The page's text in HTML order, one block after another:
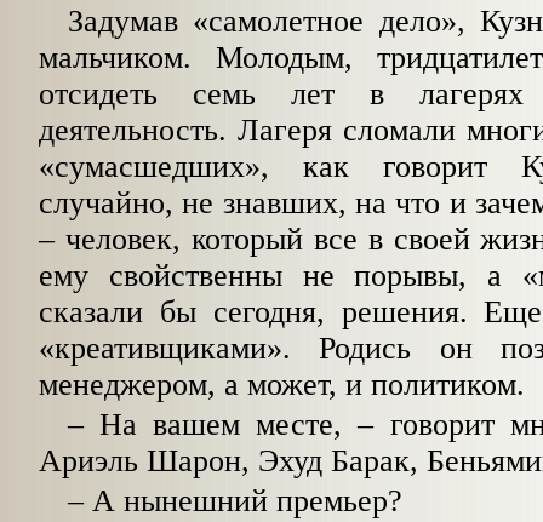
Задумав «самолетное дело»,
мальчиком. Молодым,
отсидеть семь лет в лагерях
деятельность. Лагеря сломали
«сумасшедших», как говорит
случайно, не знавших, на что и
– человек, который все в своей
ему свойственны не порывы, а
сказали бы сегодня, решения.
«креативщиками». Родись он
менеджером, а может, и политиком.
– На вашем месте, – говорит
Ариэль Шарон, Эхуд Барак,
– А нынешний премьер?